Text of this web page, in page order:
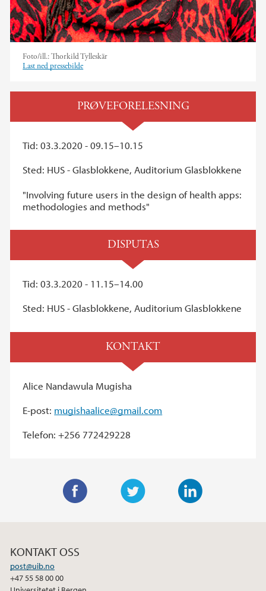
Foto/ill.:Thorkild Tylleskär
Last ned pressebilde
PRØVEFORELESNING
Tid: 03.3.2020 - 09.15–10.15
Sted: HUS - Glasblokkene, Auditorium Glasblokkene
"Involving future users in the design of health apps:
methodologies and methods"
DISPUTAS
Tid: 03.3.2020 - 11.15–14.00
Sted: HUS - Glasblokkene, Auditorium Glasblokkene
KONTAKT
Alice Nandawula Mugisha
E-post: mugishaalice@gmail.com
Telefon: +256 772429228
e
o
KONTAKT OSS
post@uib.no
+47 55 58 00 00